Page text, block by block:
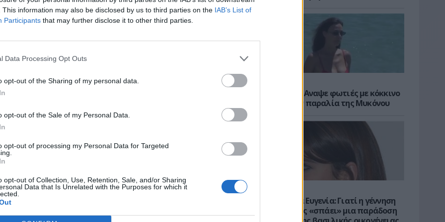
This information may also be disclosed by us to third parties on the IAB’s List of
Participants that may further disclose it to other third parties.
Data Processing Opt Outs
opt-out of the Sharing of my personal data.
opt-out of the Sale of my Personal Data.
opt-out of processing my Personal Data for Targeted
opt-out of Collection, Use, Retention, Sale, and/or Sharing
Data that Is Unrelated with the Purposes for which it
περιέγραψε πως εκείνος και η Σάρα Τζέσικα Πάρκερ
την είδηση, επειδή δεν ήθελαν να χαλάσει
του "Sex and the City" φτάνει στο τέλος της.
Εύη Βατίδου: Αναψε φωτιές με κόκκινο
μπικίνι στην παραλία της Μυκόνου
Πριγκίπισσα Ευγενία: Γιατί η γέννηση
της κόρης της «σπάει» μια παράδοση